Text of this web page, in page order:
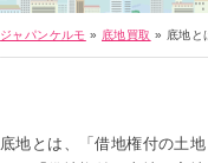
ジャパンケルモ » 底地買取 » 底地と
底地とは、「借地権付の土